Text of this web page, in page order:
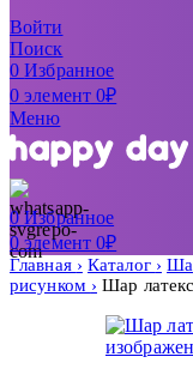
Войти
Поиск
0Избранное
0элемент 0₽
Меню
0Избранное
0элемент 0₽
Главная Каталог
рисунком
Шар